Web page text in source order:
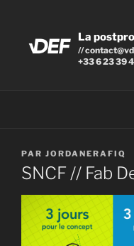
contenu
La
//
+33 6 23 39
PUBLIÉ
LE
PAR JORDANERAFIQ
SNCF // Fab